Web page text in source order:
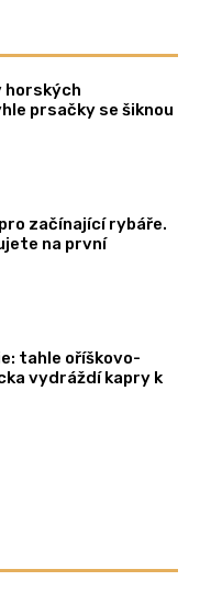
horských
prsačky se šiknou
začínající rybáře.
na první
tahle oříškovo-
vydráždí kapry k